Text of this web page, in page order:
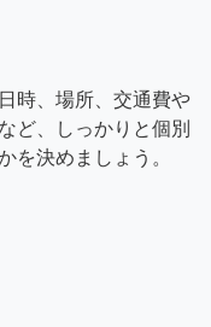
時、場所、交通費や
ど、しっかりと個別
を決めましょう。